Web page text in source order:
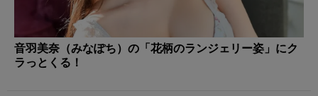
音羽美奈（みなぽち）の「花柄のランジェリー姿」にク
ラっとくる！